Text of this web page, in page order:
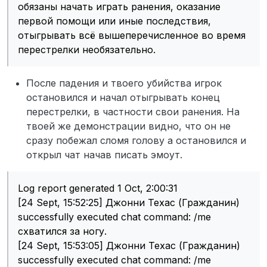
обязаны начать играть ранения, оказание
первой помощи или иные последствия,
отыгрывать всё вышеперечисленное во время
перестрелки необязательно.
После падения и твоего убийства игрок
остановился и начал отыгрывать конец
перестрелки, в частности свои ранения. На
твоей же демонстрации видно, что он не
сразу побежал сломя голову а остановился и
открыл чат начав писать эмоут.
Log report generated 1 Oct, 2:00:31
[24 Sept, 15:52:25] Джонни Техас (Гражданин)
successfully executed chat command: /me
схватился за ногу.
[24 Sept, 15:53:05] Джонни Техас (Гражданин)
successfully executed chat command: /me